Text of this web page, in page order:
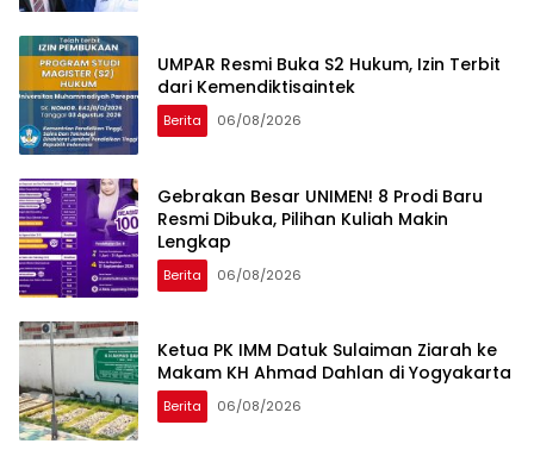
UMPAR Resmi Buka S2 Hukum, Izin Terbit
dari Kemendiktisaintek
Berita 06/08/2026
Gebrakan Besar UNIMEN! 8 Prodi Baru
Resmi Dibuka, Pilihan Kuliah Makin
Lengkap
Berita 06/08/2026
Ketua PK IMM Datuk Sulaiman Ziarah ke
Makam KH Ahmad Dahlan di Yogyakarta
Berita 06/08/2026